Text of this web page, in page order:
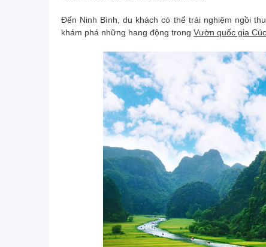
Đến Ninh Bình, du khách có thể trải nghiệm ngồi
khám phá những hang động trong Vườn quốc gia